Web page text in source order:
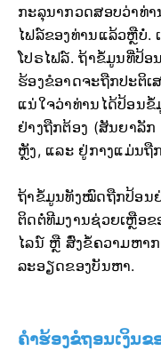
ກະລຸນາກວດສອບວ່າທ່
ໄຟລ໌ຂອງທ່ານແລ້ວຫຼືບໍ່.
ໂປຣໄຟລ໌. ຖ້າຂໍ້ມູນທີ່ປ້ອ
ຮ້ອງຂໍອາດຈະຖືກປະຕິ
ແນ່ໃຈວ່າທ່ານໄດ້ປ້ອນຂໍ້
ຢ່າງຖືກຕ້ອງ (ສັນຍາລັ
ຫຼັງ, ແລະ ຢູ່ກາງແມ່ນຖື
ຖ້າຂໍ້ມູນທັງໝົດຖືກປ້ອນ
ຕິດຕໍ່ທີມງານຊ່ວຍເຫຼືອ
ໄລນ໌ ຫຼື ສົ່ງຂໍ້ຄວາມຫາ
ລະອຽດຂອງບັນຫາ.
ຄຳຮ້ອງຂໍຖອນເງິນ